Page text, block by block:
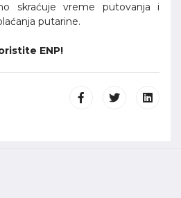
skraćuje vreme putovanja i
putarine.
ENP!